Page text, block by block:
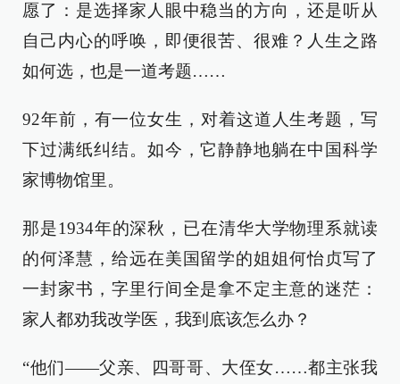
愿了：是选择家人眼中稳当的方向，还是听从
自己内心的呼唤，即便很苦、很难？人生之路
如何选，也是一道考题……
92年前，有一位女生，对着这道人生考题，写
下过满纸纠结。如今，它静静地躺在中国科学
家博物馆里。
那是1934年的深秋，已在清华大学物理系就读
的何泽慧，给远在美国留学的姐姐何怡贞写了
一封家书，字里行间全是拿不定主意的迷茫：
家人都劝我改学医，我到底该怎么办？
“他们——父亲、四哥哥、大侄女……都主张我